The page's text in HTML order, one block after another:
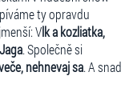
ty opravdu
Vlk a kozliatka,
. Společně si
nehnevaj sa. A snad